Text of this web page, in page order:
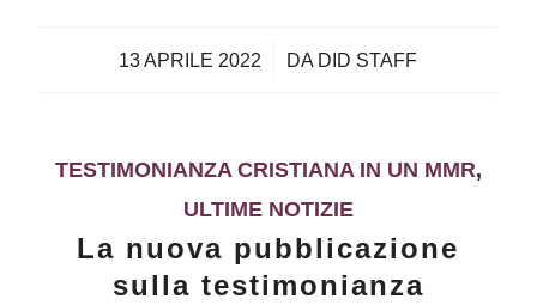
13 APRILE 2022
/ DA DID STAFF
TESTIMONIANZA CRISTIANA IN UN MMR,
ULTIME NOTIZIE
La nuova pubblicazione
sulla testimonianza